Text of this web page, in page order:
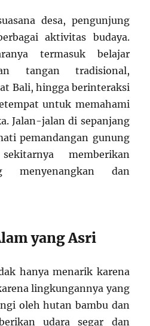
desa, pengunjung
aktivitas budaya.
termasuk belajar
tangan tradisional,
Bali, hingga berinteraksi
untuk memahami
Jalan-jalan di sepanjang
pemandangan gunung
memberikan
menyenangkan dan
yang Asri
hanya menarik karena
lingkungannya yang
oleh hutan bambu dan
udara segar dan